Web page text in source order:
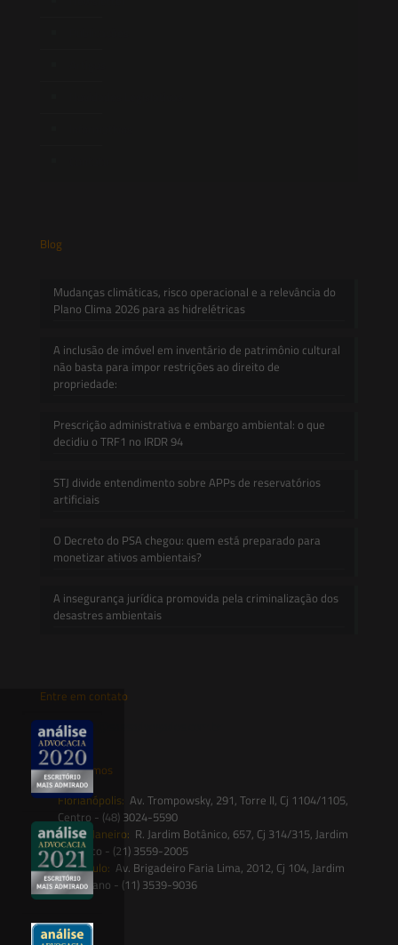
Blog
Mudanças climáticas, risco operacional e a relevância do
Plano Clima 2026 para as hidrelétricas
A inclusão de imóvel em inventário de patrimônio cultural
não basta para impor restrições ao direito de
propriedade:
Prescrição administrativa e embargo ambiental: o que
decidiu o TRF1 no IRDR 94
STJ divide entendimento sobre APPs de reservatórios
artificiais
O Decreto do PSA chegou: quem está preparado para
monetizar ativos ambientais?
A insegurança jurídica promovida pela criminalização dos
desastres ambientais
Entre em contato
contato@saesadvogados.com.br
Onde estamos
Florianópolis: Av. Trompowsky, 291, Torre II, Cj 1104/1105,
Centro - (48) 3024-5590
Rio de Janeiro: R. Jardim Botânico, 657, Cj 314/315, Jardim
Botânico - (21) 3559-2005
São Paulo: Av. Brigadeiro Faria Lima, 2012, Cj 104, Jardim
Paulistano - (11) 3539-9036
Siga-nos